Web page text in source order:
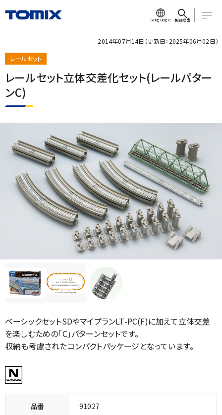
Language 製品検索
レールセット
レールセット立体交差化セット(レールパター
ンC)
2014年07月14日（更新日：2025年06月02日）
ベーシックセットSDやマイプランLT-PC(F)に加えて立体交差
を楽しむための「C」パターンセットです。
収納も考慮されたコンパクトパッケージとなっています。
品番 91027